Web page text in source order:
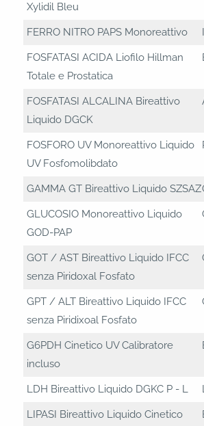
Xylidil Bleu
FERRO NITRO PAPS Monoreattivo
FOSFATASI ACIDA Liofilo Hillman
Totale e Prostatica
FOSFATASI ALCALINA Bireattivo
Liquido DGCK
FOSFORO UV Monoreattivo Liquido
UV Fosfomolibdato
GAMMA GT Bireattivo Liquido SZSAZ
GLUCOSIO Monoreattivo Liquido
GOD-PAP
GOT / AST Bireattivo Liquido IFCC
senza Piridoxal Fosfato
GPT / ALT Bireattivo Liquido IFCC
senza Piridixoal Fosfato
G6PDH Cinetico UV Calibratore
incluso
LDH Bireattivo Liquido DGKC P - L
LIPASI Bireattivo Liquido Cinetico